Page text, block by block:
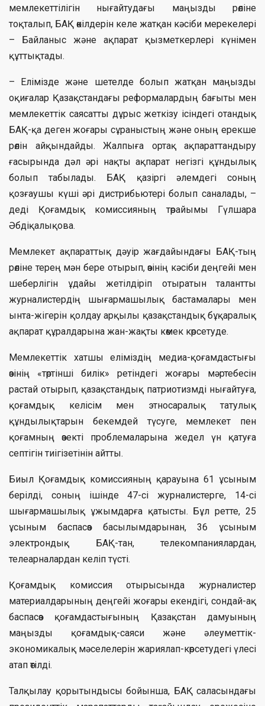
мемлекеттілігін нығайтудағы маңызды рөліне
тоқталып, БАҚ өкілдерін келе жатқан кәсіби мерекелері
– Байланыс және ақпарат қызметкерлері күнімен
құттықтады.
– Елімізде және шетелде болып жатқан маңызды
оқиғалар Қазақстандағы реформалардың бағыты мен
мемлекеттік саясатты дұрыс жеткізу ісіндегі отандық
БАҚ-қа деген жоғары сұраныстың және оның ерекше
рөлін айқындайды. Жалпыға ортақ ақпараттандыру
ғасырында дәл әрі нақты ақпарат негізгі құндылық
болып табылады. БАҚ қазіргі әлемдегі соның
қозғаушы күші әрі дистрибьютері болып саналады, –
деді Қоғамдық комиссияның төрайымы Гүлшара
Әбдіқалықова.
Мемлекет ақпараттық дәуір жағдайындағы БАҚ-тың
рөліне терең мән бере отырып, өзінің кәсіби деңгейі мен
шеберлігін ұдайы жетілдіріп отыратын талантты
журналистердің шығармашылық бастамалары мен
ынта-жігерін қолдау арқылы қазақстандық бұқаралық
ақпарат құралдарына жан-жақты көмек көрсетуде.
Мемлекеттік хатшы еліміздің медиа-қоғамдастығы
өзінің «төртінші билік» ретіндегі жоғары мәртебесін
растай отырып, қазақстандық патриотизмді нығайтуға,
қоғамдық келісім мен этносаралық татулық
құндылықтарын бекемдей түсуге, мемлекет пен
қоғамның өзекті проблемаларына жедел үн қатуға
септігін тиігізетінін айтты.
Биыл Қоғамдық комиссияның қарауына 61 ұсыным
берілді, соның ішінде 47-сі журналистерге, 14-сі
шығармашылық ұжымдарға қатысты. Бұл ретте, 25
ұсыным баспасөз басылымдарынан, 36 ұсыным
электрондық БАҚ-тан, телекомпаниялардан,
телеарналардан келіп түсті.
Қоғамдық комиссия отырысында журналистер
материалдарының деңгейі жоғары екендігі, сондай-ақ
баспасөз қоғамдастығының Қазақстан дамуының
маңызды қоғамдық-саяси және әлеуметтік-
экономикалық мәселелерін жариялап-көрсетудегі үлесі
атап өтілді.
Талқылау қорытындысы бойынша, БАҚ саласындағы